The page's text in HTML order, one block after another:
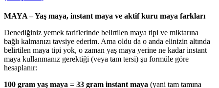
MAYA – Yaş maya, instant maya ve aktif kuru maya farkları
Denediğiniz yemek tariflerinde belirtilen maya tipi ve miktarına
bağlı kalmanızı tavsiye ederim. Ama oldu da o anda elinizin altında
belirtilen maya tipi yok, o zaman yaş maya yerine ne kadar instant
maya kullanmanız gerektiği (veya tam tersi) şu formüle göre
hesaplanır:
100 gram yaş maya = 33 gram instant maya (yani tam tamına